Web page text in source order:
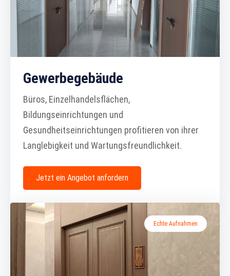
Gewerbegebäude
Büros, Einzelhandelsflächen,
Bildungseinrichtungen und
Gesundheitseinrichtungen profitieren von ihrer
Langlebigkeit und Wartungsfreundlichkeit.
Jetzt ein Angebot anfordern
Echte Aufnahmen